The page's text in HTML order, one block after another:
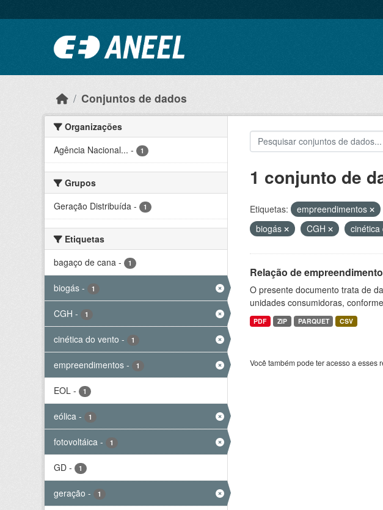
Conjuntos de dados
Organizações
Agência Nacional... - 1
Grupos
Geração Distribuída - 1
Etiquetas
bagaço de cana - 1
biogás - 1
CGH - 1
cinética do vento - 1
empreendimentos - 1
EOL - 1
eólica - 1
fotovoltáica - 1
GD - 1
geração - 1
1 conjunto de
Etiquetas: empreendimentos
biogás
CGH cinética
Relação de
O presente documento trata de
unidades consumidoras,
PDF ZIP PARQUET CSV
Você também pode ter acesso a esses